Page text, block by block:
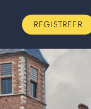
REGISTREER